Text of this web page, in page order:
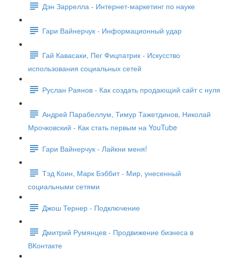
Дэн Заррелла - Интернет-маркетинг по науке
Гари Вайнерчук - Информационный удар
Гай Кавасаки, Пег Фицпатрик - Искусство
использования социальных сетей
Руслан Раянов - Как создать продающий сайт с нуля
Андрей Парабеллум, Тимур Тажетдинов, Николай
Мрочковский - Как стать первым на YouTube
Гари Вайнерчук - Лайкни меня!
Тэд Коин, Марк Бэббит - Мир, унесенный
социальными сетями
Джош Тернер - Подключение
Дмитрий Румянцев - Продвижение бизнеса в
ВКонтакте